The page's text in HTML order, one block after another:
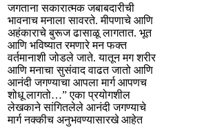
जगताना सकारात्मक जबाबदारीची
भावनाच मनाला सावरते. मीपणाचे आणि
अहंकाराचे बुरूज ढासाळू लागतात. भूत
आणि भविष्यात रमणारे मन फक्त
वर्तमानाशी जोडले जाते. यातून मग शरीर
आणि मनाचा सुसंवाद वाढत जातो आणि
आनंदी जगण्याचा आपला मार्ग आपणच
शोधू लागतो…” एका प्रयोगशील
लेखकाने सांगितलेले आनंदी जगण्याचे
मार्ग नक्कीच अनुभवण्यासारखे आहेत